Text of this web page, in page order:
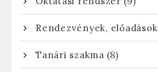
Rendezvények, előadások
Tanári szakma (8)